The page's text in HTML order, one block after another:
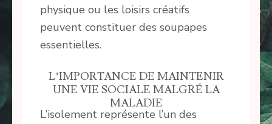
physique ou les loisirs créatifs
peuvent constituer des soupapes
essentielles.
L’IMPORTANCE DE MAINTENIR
UNE VIE SOCIALE MALGRÉ LA
MALADIE
L’isolement représente l’un des